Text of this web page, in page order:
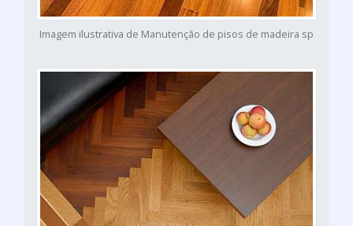
Imagem ilustrativa de Manutenção de pisos de madeira sp